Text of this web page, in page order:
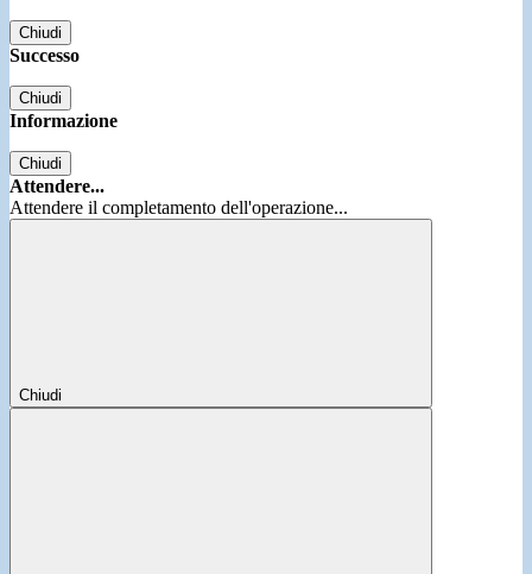
Chiudi
Successo
Chiudi
Informazione
Chiudi
Attendere...
Attendere il completamento dell'operazione...
Chiudi